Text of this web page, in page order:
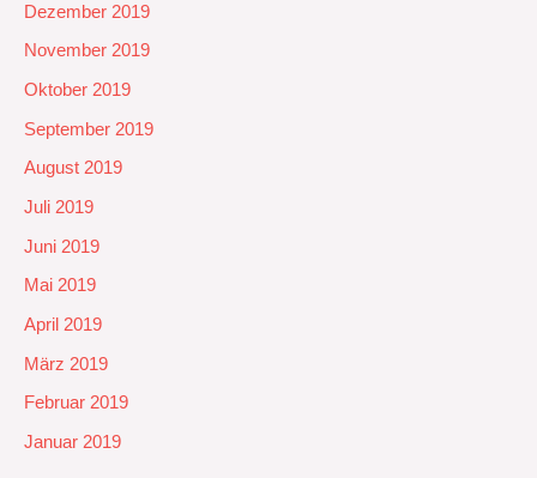
Dezember 2019
November 2019
Oktober 2019
September 2019
August 2019
Juli 2019
Juni 2019
Mai 2019
April 2019
März 2019
Februar 2019
Januar 2019